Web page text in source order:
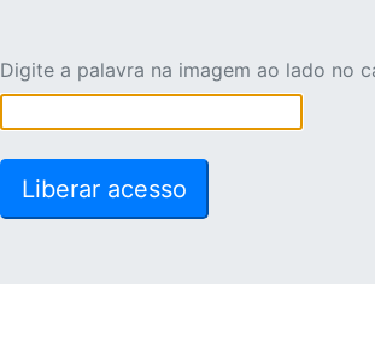
Digite a palavra na imagem ao lado no